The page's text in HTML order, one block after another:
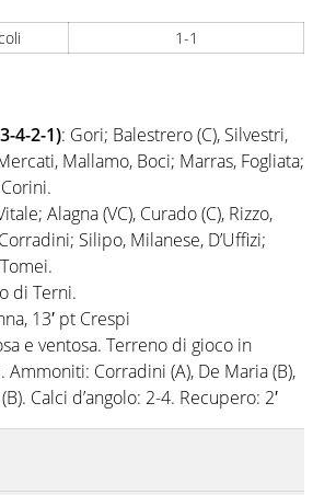
1-1
4-2-1): Gori; Balestrero (C), Silvestri,
Mallamo, Boci; Marras, Fogliata;
Alagna (VC), Curado (C), Rizzo,
Silipo, Milanese, D’Uffizi;
di Terni.
13′ pt Crespi
e ventosa. Terreno di gioco in
Corradini (A), De Maria (B),
Calci d’angolo: 2-4. Recupero: 2′